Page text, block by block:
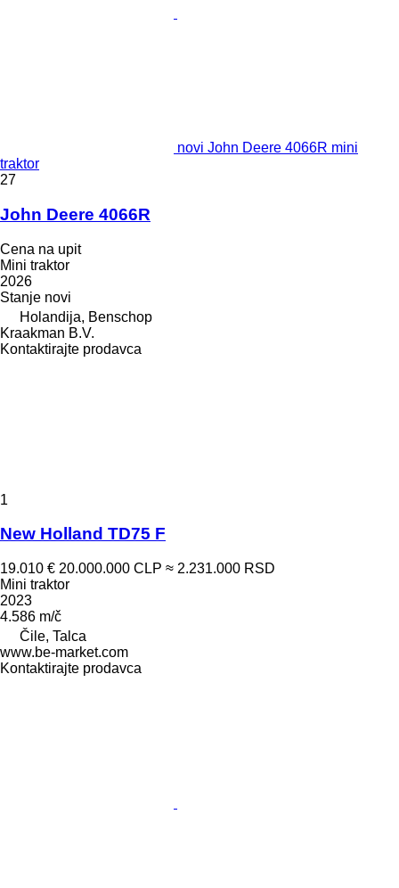
novi John Deere 4066R mini
traktor
27
John Deere 4066R
Cena na upit
Mini traktor
2026
Stanje novi
Holandija, Benschop
Kraakman B.V.
Kontaktirajte prodavca
1
New Holland TD75 F
19.010 € 20.000.000 CLP ≈ 2.231.000 RSD
Mini traktor
2023
4.586 m/č
Čile, Talca
www.be-market.com
Kontaktirajte prodavca